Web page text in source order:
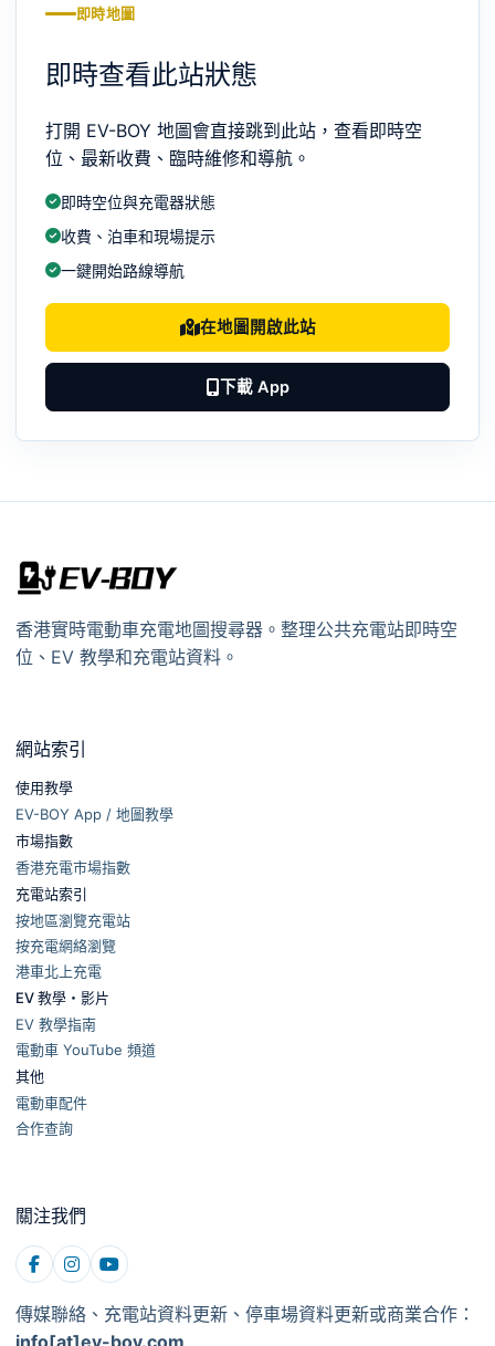
即時地圖
即時查看此站狀態
打開 EV-BOY 地圖會直接跳到此站，查看即時空
位、最新收費、臨時維修和導航。
即時空位與充電器狀態
收費、泊車和現場提示
一鍵開始路線導航
在地圖開啟此站
下載 App
香港實時電動車充電地圖搜尋器。整理公共充電站即時空
位、EV 教學和充電站資料。
網站索引
使用教學
EV-BOY App / 地圖教學
市場指數
香港充電市場指數
充電站索引
按地區瀏覽充電站
按充電網絡瀏覽
港車北上充電
EV 教學・影片
EV 教學指南
電動車 YouTube 頻道
其他
電動車配件
合作查詢
關注我們
傳媒聯絡、充電站資料更新、停車場資料更新或商業合作：